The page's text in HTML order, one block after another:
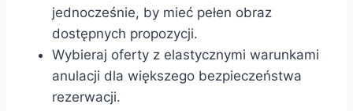
jednocześnie, by mieć pełen obraz
dostępnych propozycji.
Wybieraj oferty z elastycznymi warunkami
anulacji dla większego bezpieczeństwa
rezerwacji.